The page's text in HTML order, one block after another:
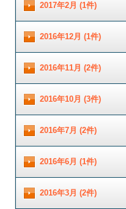
2017年2月 (1件)
2016年12月 (1件)
2016年11月 (2件)
2016年10月 (3件)
2016年7月 (2件)
2016年6月 (1件)
2016年3月 (2件)